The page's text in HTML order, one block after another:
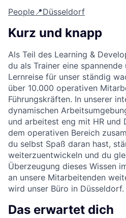
People📍Düsseldorf
Kurz und knapp
Als Teil des Learning &
du als Trainer eine
Lernreise für unser ständig
über 10.000 operativen
Führungskräften. In unserer
dynamischen
und arbeitest eng mit HR und
dem operativen Bereich
du selbst Spaß daran hast,
weiterzuentwickeln und du
Überzeugung dieses Wissen
an unsere Mitarbeitenden
wird unser Büro in Düsseldorf.
Das erwartet dich